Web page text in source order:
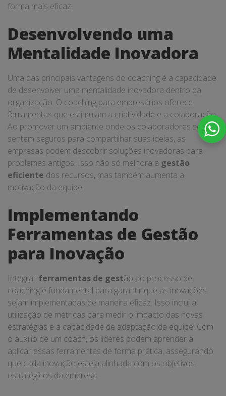
forma mais eficaz.
Desenvolvendo uma
Mentalidade Inovadora
Uma das principais vantagens do coaching é a capacidade
de desenvolver uma mentalidade inovadora dentro da
organização. O coaching para empresários oferece
ferramentas que estimulam a criatividade e a colaboração.
Ao promover um ambiente onde os colaboradores se
sentem seguros para compartilhar suas ideias, as
empresas podem descobrir soluções inovadoras para
problemas antigos. Isso não só melhora a gestão
eficiente dos recursos, mas também aumenta a
motivação da equipe.
Implementando
Ferramentas de Gestão
para Inovação
Integrar ferramentas de gestão ao processo de
coaching é fundamental para garantir que as inovações
sejam implementadas de maneira eficaz. Isso inclui a
utilização de métricas para medir o impacto das novas
estratégias e a capacidade de adaptação da equipe. Com
o auxílio de um coach, os líderes podem aprender a
aplicar essas ferramentas de forma prática, assegurando
que cada inovação esteja alinhada com os objetivos
estratégicos da empresa.